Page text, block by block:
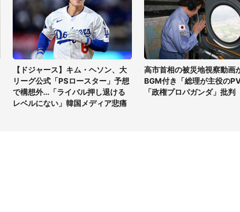
【ドジャース】キム・ヘソン、大
リーグ公式「PSロースター」予想
で構想外...「ライバル押し退ける
レベルにない」韓国メディア悲痛
高市首相の被災地視察動画
BGM付き「総理が主役の
「政権プロパガンダ」批判